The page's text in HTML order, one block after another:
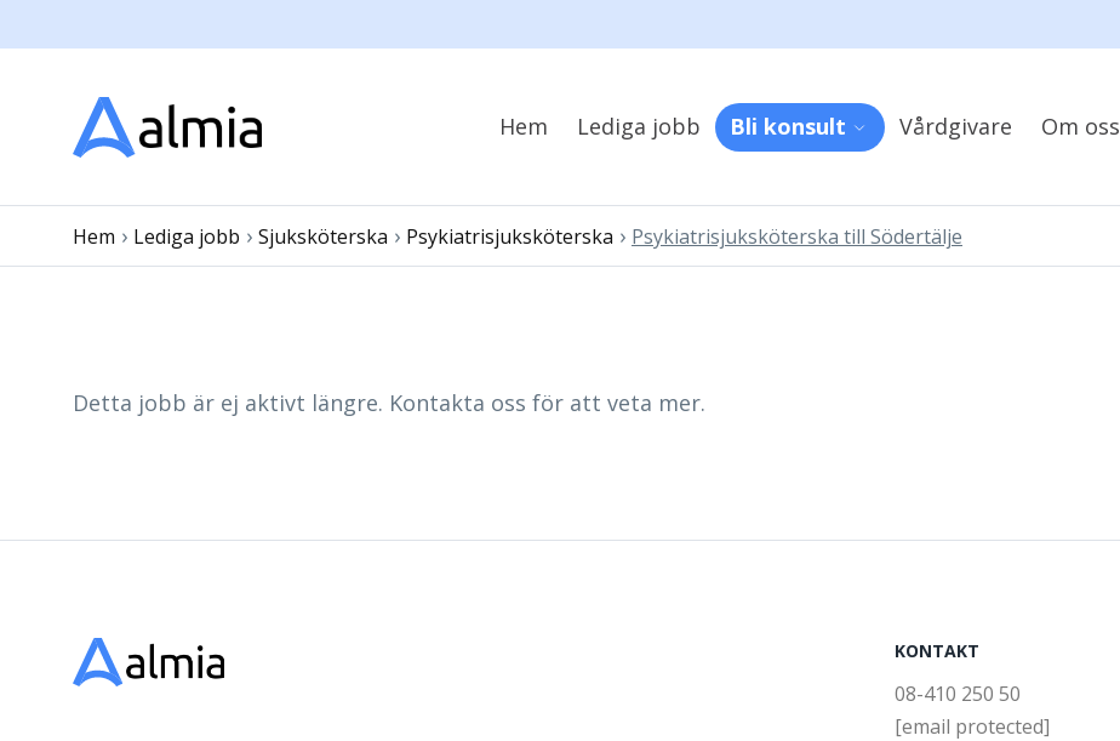
Hem Lediga jobb Bli konsult Vårdgivare Om oss
Hem › Lediga jobb › Sjuksköterska › Psykiatrisjuksköterska › Psykiatrisjuksköterska till Södertälje
Detta jobb är ej aktivt längre. Kontakta oss för att veta mer.
KONTAKT
08-410 250 50
[email protected]